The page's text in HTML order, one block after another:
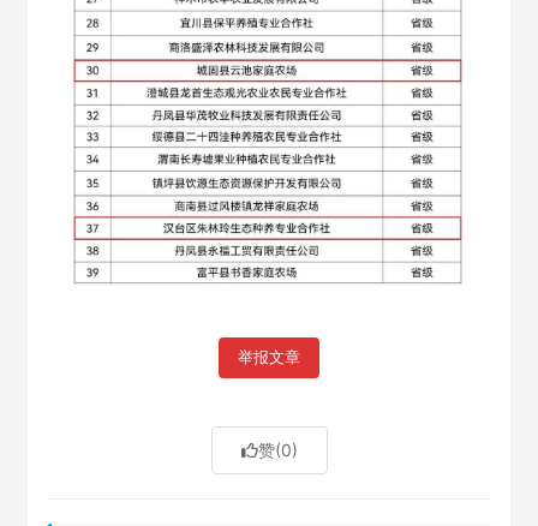
举报文章
赞(0)